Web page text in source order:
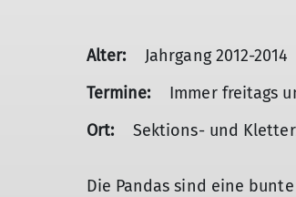
Alter:
Jahrgang 2012-2014
Termine:
Immer freitags
Ort:
Sektions- und
Die Pandas sind eine